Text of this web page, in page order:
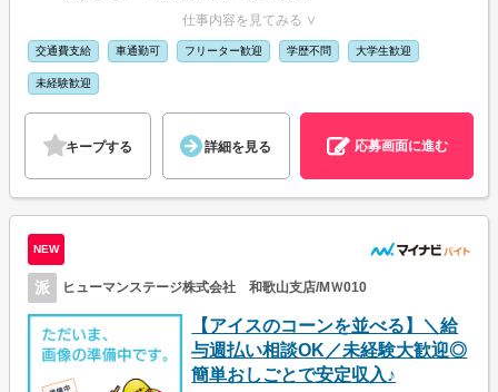
仕事内容を見てみる ∨
交通費支給 車通勤可 フリーター歓迎 学歴不問 大学生歓迎
未経験歓迎
キープする 詳細を見る 応募画面に進む
NEW
派 ヒューマンステージ株式会社 和歌山支店/MＷ010
【アイスのコーンを並べる】＼給
与週払い相談OK／未経験大歓迎◎
簡単おしごとで安定収入♪